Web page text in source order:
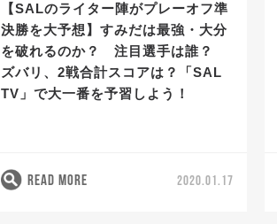
【SALのライター陣がプレーオフ準
決勝を大予想】すみだは最強・大分
を破れるのか？ 注目選手は誰？
ズバリ、2戦合計スコアは？「SAL
TV」で大一番を予習しよう！
READ MORE 2020.01.17